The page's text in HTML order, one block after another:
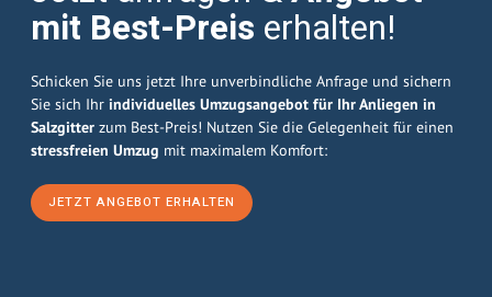
mit Best-Preis erhalten!
Schicken Sie uns jetzt Ihre unverbindliche Anfrage und sichern
Sie sich Ihr individuelles Umzugsangebot für Ihr Anliegen in
Salzgitter zum Best-Preis! Nutzen Sie die Gelegenheit für einen
stressfreien Umzug mit maximalem Komfort:
JETZT ANGEBOT ERHALTEN